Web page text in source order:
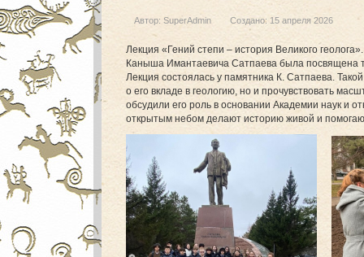
Автор: SuperAdmin Создано: 15 апреля 2026
Лекция «Гений степи – история Великого
Каныша Имантаевича Сатпаева была посвящена
Лекция состоялась у памятника К. Сатпаева.
о его вкладе в геологию, но и прочувствовать
обсудили его роль в основании Академии наук и
открытым небом делают историю живой и